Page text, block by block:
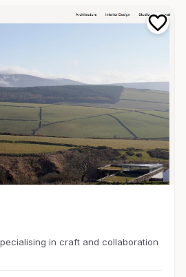
in craft and collaboration